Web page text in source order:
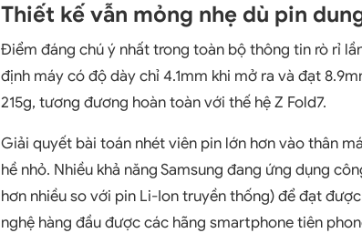
Thiết kế vẫn mỏng nhẹ dù pin
Điểm đáng chú ý nhất trong toàn bộ thông tin rò rỉ
định máy có độ dày chỉ 4.1mm khi mở ra và đạt
215g, tương đương hoàn toàn với thế hệ Z Fold7.
Giải quyết bài toán nhét viên pin lớn hơn vào thân
hề nhỏ. Nhiều khả năng Samsung đang ứng dụng
hơn nhiều so với pin Li-Ion truyền thống) để đạt
nghệ hàng đầu được các hãng smartphone tiên